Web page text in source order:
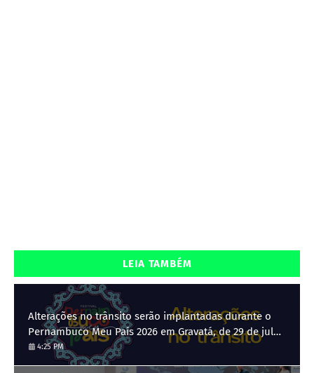
LEIA TAMBÉM
Alterações no trânsito serão implantadas durante o
Pernambuco Meu País 2026 em Gravatá, de 29 de julho
a 3 de agosto
4:25 PM